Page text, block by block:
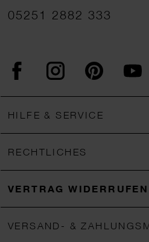
05251 2882 333
FacebookInstagram Pinterest
HILFE & SERVICE
RECHTLICHES
VERTRAG WIDERRUFEN
VERSAND- &